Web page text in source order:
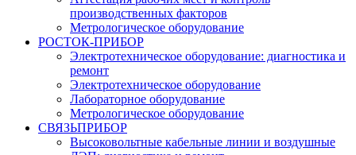
производственных факторов
Метрологическое оборудование
РОСТОК-ПРИБОР
Электротехническое оборудование: диагностика и
ремонт
Электротехническое оборудование
Лабораторное оборудование
Метрологическое оборудование
СВЯЗЬПРИБОР
Высоковольтные кабельные линии и воздушные